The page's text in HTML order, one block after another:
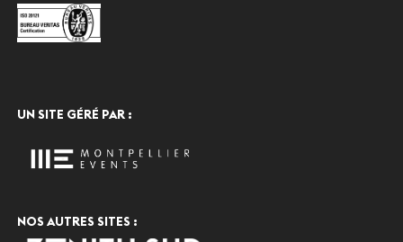
UN SITE GÉRÉ PAR :
NOS AUTRES SITES :